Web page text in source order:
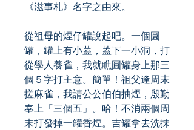
《滋事札》名字之由來。
從祖母的煙仔罐說起吧。一個圓
罐，罐上有小蓋，蓋下一小洞，打
從學人養雀，我就瞧圓罐身上那三
個５字打主意。簡單！祖父逢周末
搓麻雀，我請公公伯伯抽煙，殷勤
奉上「三個五」。哈！不消兩個周
末打發掉一罐香煙。吉罐拿去洗抹